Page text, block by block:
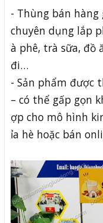
- Thùng bán
chuyên dụng lắp
à phê, trà sữa, đồ
đi…
- Sản phẩm được
– có thể gấp gọn
ợp cho mô hình
ỉa hè hoặc bán